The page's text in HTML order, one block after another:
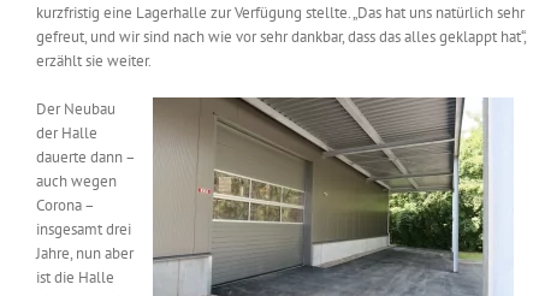
kurzfristig eine Lagerhalle zur Verfügung stellte. „Das hat uns natürlich sehr
gefreut, und wir sind nach wie vor sehr dankbar, dass das alles geklappt hat“,
erzählt sie weiter.
Der Neubau
der Halle
dauerte dann –
auch wegen
Corona –
insgesamt drei
Jahre, nun aber
ist die Halle